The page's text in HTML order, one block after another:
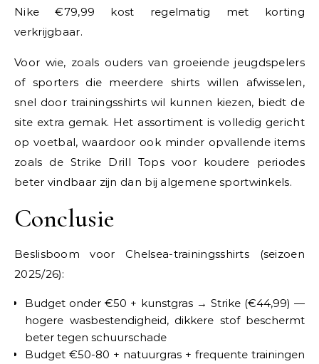
Nike €79,99 kost regelmatig met korting
verkrijgbaar.
Voor wie, zoals ouders van groeiende jeugdspelers
of sporters die meerdere shirts willen afwisselen,
snel door trainingsshirts wil kunnen kiezen, biedt de
site extra gemak. Het assortiment is volledig gericht
op voetbal, waardoor ook minder opvallende items
zoals de Strike Drill Tops voor koudere periodes
beter vindbaar zijn dan bij algemene sportwinkels.
Conclusie
Beslisboom voor Chelsea-trainingsshirts (seizoen
2025/26):
Budget onder €50 + kunstgras → Strike (€44,99) —
hogere wasbestendigheid, dikkere stof beschermt
beter tegen schuurschade
Budget €50-80 + natuurgras + frequente trainingen